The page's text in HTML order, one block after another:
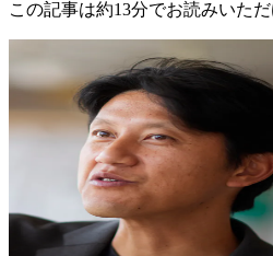
この記事は約13分でお読みいた